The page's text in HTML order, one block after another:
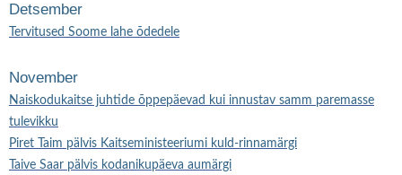
Detsember
Tervitused Soome lahe õdedele
November
Naiskodukaitse juhtide õppepäevad kui innustav samm paremasse
tulevikku
Piret Taim pälvis Kaitseministeeriumi kuld-rinnamärgi
Taive Saar pälvis kodanikupäeva aumärgi